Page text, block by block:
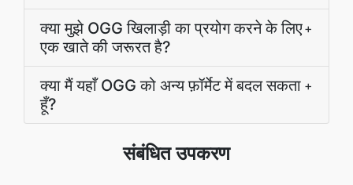
क्या मुझे OGG खिलाड़ी का प्रयोग करने के लिए
एक खाते की जरूरत है?
+
क्या मैं यहाँ OGG को अन्य फ़ॉर्मेट में बदल सकता
हूँ?
+
संबंधित उपकरण